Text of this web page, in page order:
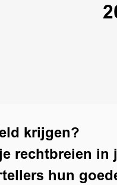
krijgen?
rechtbreien in
hun